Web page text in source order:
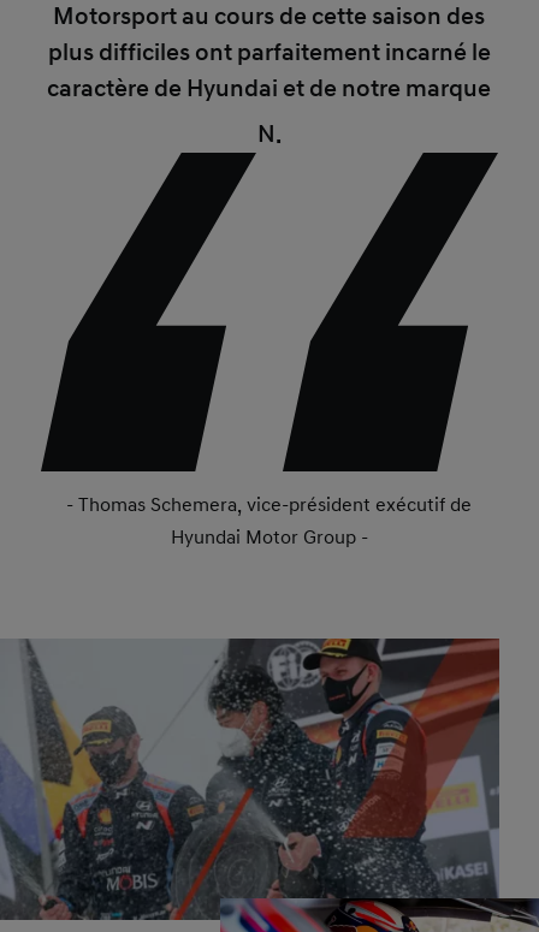
Motorsport au cours de cette saison des
plus difficiles ont parfaitement incarné le
caractère de Hyundai et de notre marque
N.
- Thomas Schemera, vice-président exécutif de
Hyundai Motor Group -